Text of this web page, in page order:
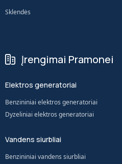
Sklendės
Įrengimai Pramonei
Elektros generatoriai
Benzininiai elektros generatoriai
Dyzeliniai elektros generatoriai
Vandens siurbliai
Benzininiai vandens siurbliai